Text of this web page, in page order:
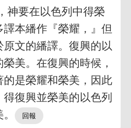
神要在以色列中得榮
本繙作『榮耀，』但
原文的繙譯。復興的以
美。在復興的時候，
的是榮耀和榮美，因此
復興並榮美的以色列